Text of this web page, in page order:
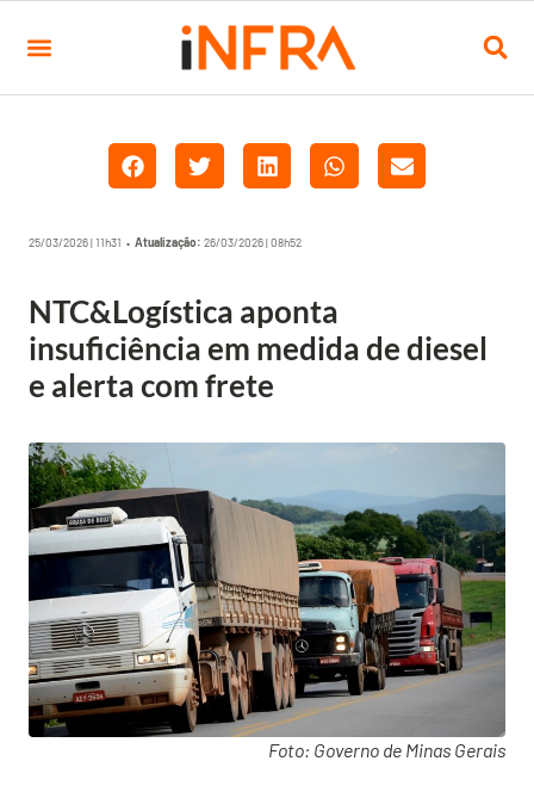
25/03/2026 | 11h31 • Atualização: 26/03/2026 | 08h52
NTC&Logística aponta
insuficiência em medida de diesel
e alerta com frete
Foto: Governo de Minas Gerais